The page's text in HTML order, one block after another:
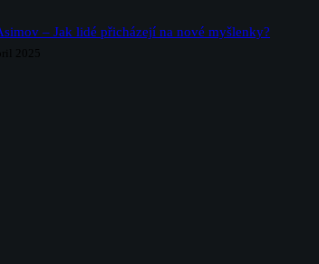
– Jak lidé přicházejí na nové myšlenky?
2025